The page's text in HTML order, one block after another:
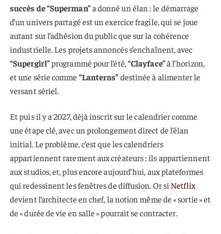
succès de “Superman”a donné un élan : le démarrage
d’un univers partagé est un exercice fragile, qui se joue
autant sur l’adhésion du public que sur la cohérence
industrielle. Les projets annoncés s’enchaînent, avec
“Supergirl”programmé pour l’été,“Clayface”à l’horizon,
et une série comme “Lanterns”destinée à alimenter le
versant sériel.
Et puis il y a 2027, déjà inscrit sur le calendrier comme
une étape clé, avec un prolongement direct de l’élan
initial. Le problème, c’est que les calendriers
appartiennent rarement aux créateurs : ils appartiennent
aux studios, et, plus encore aujourd’hui, aux plateformes
qui redessinent les fenêtres de diffusion. Or si Netflix
devient l’architecte en chef, la notion même de « sortie » et
de « durée de vie en salle » pourrait se contracter.